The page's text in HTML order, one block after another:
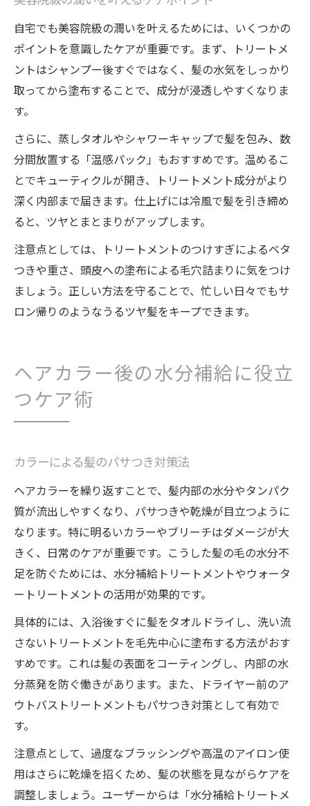
自宅でも美容院級の潤いを叶えるためには、いくつかの
ポイントを意識したケアが重要です。まず、トリートメ
ントはシャンプー後すぐではなく、髪の水気をしっかり
取ってから塗布することで、成分が浸透しやすくなりま
す。
さらに、蒸しタオルやシャワーキャップで髪を包み、数
分間放置する「温感パック」もおすすめです。温めるこ
とでキューティクルが開き、トリートメント成分がより
深く内部まで届きます。仕上げには冷風で髪を引き締め
ると、ツヤとまとまりがアップします。
注意点としては、トリートメントのつけすぎによるベタ
つきや重さ、頭皮への塗布による毛穴詰まりに気をつけ
ましょう。正しい方法を守ることで、忙しい日々でもサ
ロン帰りのようなうるツヤ髪をキープできます。
ヘアカラー後の水分補給に役立
つケア術
カラーによる髪のパサつき対策法
ヘアカラーを繰り返すことで、髪内部の水分やタンパク
質が流出しやすくなり、パサつきや乾燥が目立つように
なります。特に明るいカラーやブリーチはダメージが大
きく、日常のケアが重要です。こうした髪の毛の水分不
足を防ぐためには、水分補給トリートメントやウォータ
ートリートメントの活用が効果的です。
具体的には、入浴後すぐに髪をタオルドライし、洗い流
さないトリートメントを毛先中心に塗布する方法がおす
すめです。これは髪の表面をコーティングし、内部の水
分蒸発を防ぐ働きがあります。また、ドライヤー前のア
ウトバストリートメントもパサつき対策として有効で
す。
注意点として、過度なブラッシングや高温のアイロン使
用はさらに乾燥を招くため、髪の状態を見ながらケアを
調整しましょう。ユーザーからは「水分補給トリートメ